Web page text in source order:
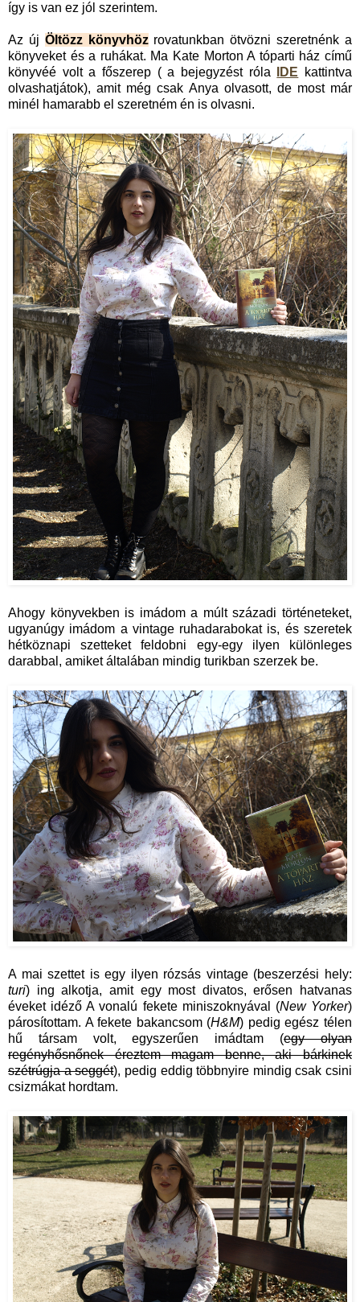
így is van ez jól szerintem.
Az új Öltözz könyvhözrovatunkban ötvözni szeretnénk a
könyveket és a ruhákat. Ma Kate Morton A tóparti ház című
könyvéé volt a főszerep ( a bejegyzést róla
IDE kattintva
olvashatjátok), amit még csak Anya olvasott, de most már
minél hamarabb el szeretném én is olvasni.
Ahogy könyvekben is imádom a múlt századi történeteket,
ugyanúgy imádom a vintage ruhadarabokat is, és szeretek
hétköznapi szetteket feldobni egy-egy ilyen különleges
darabbal, amiket általában mindig turikban szerzek be.
A mai szettet is egy ilyen rózsás vintage (beszerzési hely:
turi) ing alkotja, amit egy most divatos, erősen hatvanas
éveket idéző A vonalú fekete miniszoknyával (New Yorker)
párosítottam. A fekete bakancsom (H&M) pedig egész télen
hű társam volt, egyszerűen imádtam (egy olyan
regényhősnőnek éreztem magam benne, aki bárkinek
szétrúgja a seggét), pedig eddig többnyire mindig csak csini
csizmákat hordtam.